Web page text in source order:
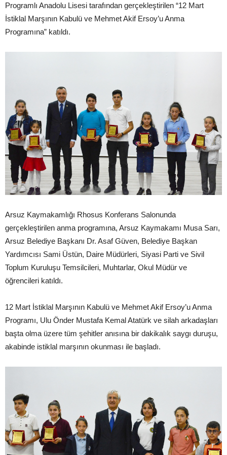
Programlı Anadolu Lisesi tarafından gerçekleştirilen “12 Mart
İstiklal Marşının Kabulü ve Mehmet Akif Ersoy’u Anma
Programına” katıldı.
Arsuz Kaymakamlığı Rhosus Konferans Salonunda
gerçekleştirilen anma programına, Arsuz Kaymakamı Musa Sarı,
Arsuz Belediye Başkanı Dr. Asaf Güven, Belediye Başkan
Yardımcısı Sami Üstün, Daire Müdürleri, Siyasi Parti ve Sivil
Toplum Kuruluşu Temsilcileri, Muhtarlar, Okul Müdür ve
öğrencileri katıldı.
12 Mart İstiklal Marşının Kabulü ve Mehmet Akif Ersoy’u Anma
Programı, Ulu Önder Mustafa Kemal Atatürk ve silah arkadaşları
başta olma üzere tüm şehitler anısına bir dakikalık saygı duruşu,
akabinde istiklal marşının okunması ile başladı.